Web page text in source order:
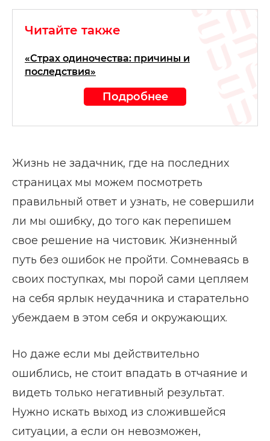
Читайте также
«Страх одиночества: причины и
последствия»
Подробнее
Жизнь не задачник, где на последних
страницах мы можем посмотреть
правильный ответ и узнать, не совершили
ли мы ошибку, до того как перепишем
свое решение на чистовик. Жизненный
путь без ошибок не пройти. Сомневаясь в
своих поступках, мы порой сами цепляем
на себя ярлык неудачника и старательно
убеждаем в этом себя и окружающих.
Но даже если мы действительно
ошиблись, не стоит впадать в отчаяние и
видеть только негативный результат.
Нужно искать выход из сложившейся
ситуации, а если он невозможен,